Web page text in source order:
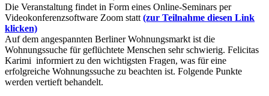
Die Veranstaltung findet in Form eines Online-Seminars per
Videokonferenzsoftware Zoom statt (zur Teilnahme diesen Link
klicken)
Auf dem angespannten Berliner Wohnungsmarkt ist die
Wohnungssuche für geflüchtete Menschen sehr schwierig. Felicitas
Karimi informiert zu den wichtigsten Fragen, was für eine
erfolgreiche Wohnungssuche zu beachten ist. Folgende Punkte
werden vertieft behandelt.